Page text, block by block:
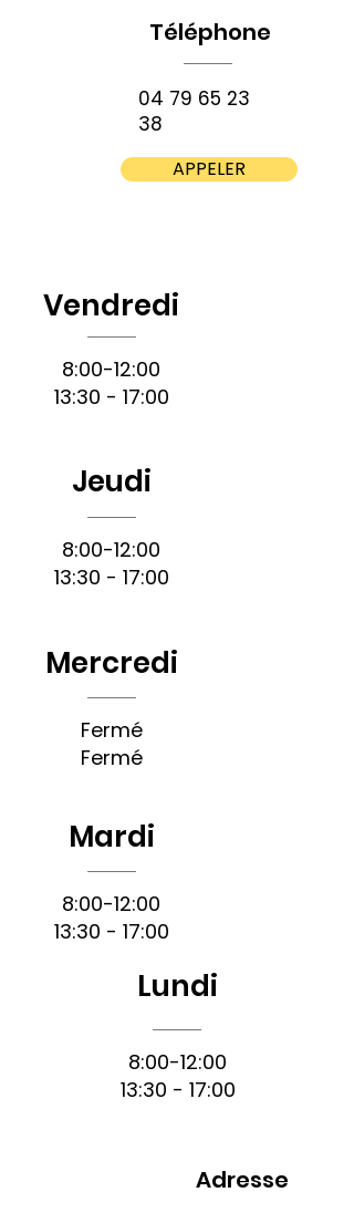
Téléphone
04 79 65 23
38
APPELER
Vendredi
8:00-12:00
13:30 - 17:00
Jeudi
8:00-12:00
13:30 - 17:00
Mercredi
Fermé
Fermé
Mardi
8:00-12:00
13:30 - 17:00
Lundi
8:00-12:00
13:30 - 17:00
Adresse